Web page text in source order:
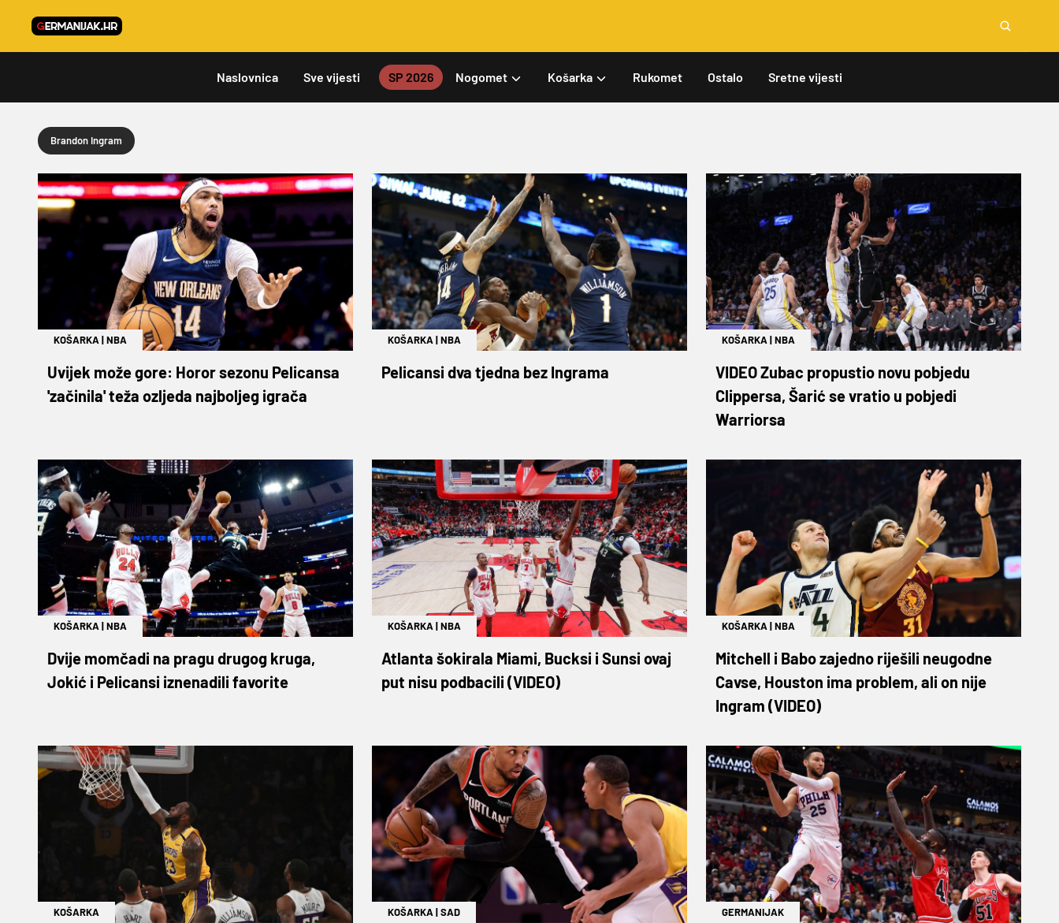
Naslovnica Sve vijesti SP 2026 Nogomet Košarka Rukomet Ostalo Sretne vijesti
Brandon Ingram
KOŠARKA |NBA
Uvijek može gore: Horor sezonu Pelicansa
'začinila' teža ozljeda najboljeg igrača
KOŠARKA |NBA
Pelicansi dva tjedna bez Ingrama
KOŠARKA |NBA
VIDEO Zubac propustio novu pobjedu
Clippersa, Šarić se vratio u pobjedi
Warriorsa
KOŠARKA |NBA
Dvije momčadi na pragu drugog kruga,
Jokić i Pelicansi iznenadili favorite
KOŠARKA |NBA
Atlanta šokirala Miami, Bucksi i Sunsi ovaj
put nisu podbacili (VIDEO)
KOŠARKA |NBA
Mitchell i Babo zajedno riješili neugodne
Cavse, Houston ima problem, ali on nije
Ingram (VIDEO)
KOŠARKA KOŠARKA |SAD GERMANIJAK